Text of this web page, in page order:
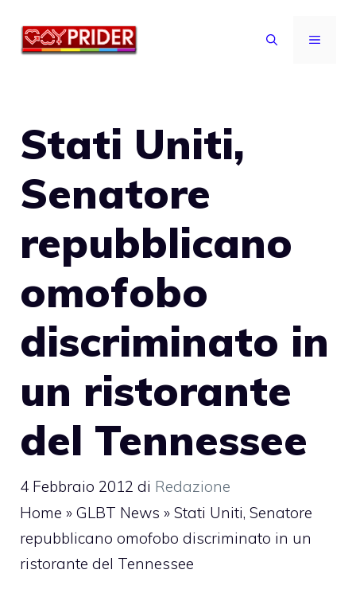
MENU
Stati Uniti,
Senatore
repubblicano
omofobo
discriminato in
un ristorante
del Tennessee
4 Febbraio 2012 di Redazione
Home » GLBT News » Stati Uniti, Senatore
repubblicano omofobo discriminato in un
ristorante del Tennessee